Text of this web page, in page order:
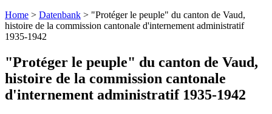
Home > Datenbank > "Protéger le peuple" du canton de Vaud,
histoire de la commission cantonale d'internement administratif
1935-1942
"Protéger le peuple" du canton de Vaud,
histoire de la commission cantonale
d'internement administratif 1935-1942